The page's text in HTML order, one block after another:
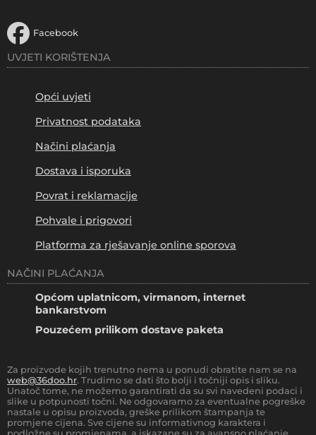
Facebook
UVJETI KORIŠTENJA
Opći uvjeti
Privatnost podataka
Načini plaćanja
Dostava i isporuka
Povrat i reklamacije
Pohvale i prigovori
Platforma za rješavanje online sporova
NAČINI PLAĆANJA
Općom uplatnicom, virmanom, internet
bankarstvom
Pouzećem prilikom dostave paketa
Za proizvode kojih trenutno nema u ponudi obratite nam se na
web@36doo.hr. Trudimo se dati što bolji i točniji opis i sliku.
Unatoč tome, ne možemo garantirati da su svi navedeni podaci i
slike u potpunosti točni. Ne odgovaramo za eventualne pogreške
nastale u opisu proizvoda, greške prilikom štampanja te
promjene cijena. Sve cijene su informativnog karaktera i